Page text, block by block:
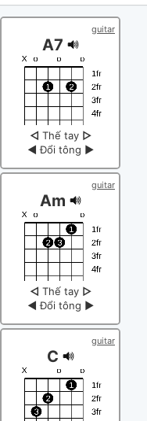
guitar
A7
◁ Thế tay ▷
◀ Đổi tông ▶
guitar
Am
◁ Thế tay ▷
◀ Đổi tông ▶
guitar
C